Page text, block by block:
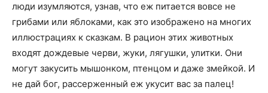
люди изумляются, узнав, что еж питается вовсе не
грибами или яблоками, как это изображено на многих
иллюстрациях к сказкам. В рацион этих животных
входят дождевые черви, жуки, лягушки, улитки. Они
могут закусить мышонком, птенцом и даже змейкой. И
не дай бог, рассерженный еж укусит вас за палец!